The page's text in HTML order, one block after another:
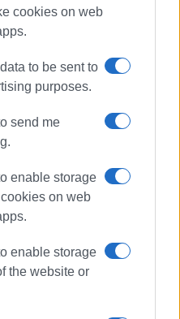
cookies on web
to be sent to
purposes.
send me
enable storage
on web
enable storage
the website or
στοFacebook
e-paper